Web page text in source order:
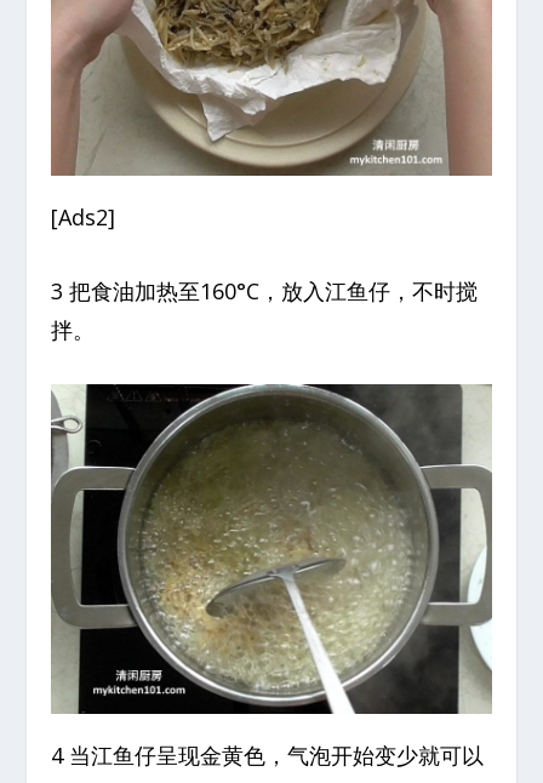
[Ads2]
3 把食油加热至160°C，放入江鱼仔，不时搅
拌。
4 当江鱼仔呈现金黄色，气泡开始变少就可以